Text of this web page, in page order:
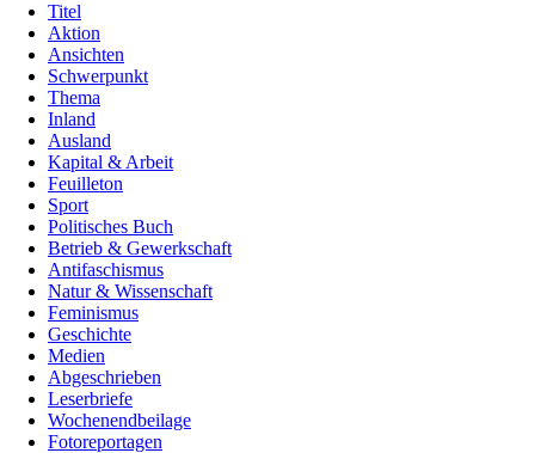
Titel
Aktion
Ansichten
Schwerpunkt
Thema
Inland
Ausland
Kapital & Arbeit
Feuilleton
Sport
Politisches Buch
Betrieb & Gewerkschaft
Antifaschismus
Natur & Wissenschaft
Feminismus
Geschichte
Medien
Abgeschrieben
Leserbriefe
Wochenendbeilage
Fotoreportagen